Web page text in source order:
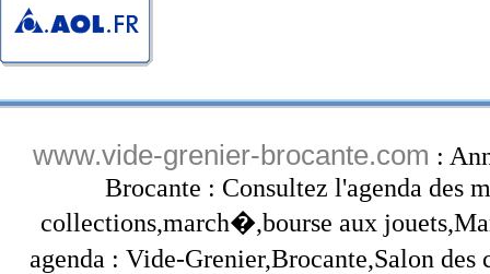
www.vide-grenier-brocante.com :
Brocante : Consultez l'agenda des
collections,march�,bourse aux
agenda : Vide-Grenier,Brocante,Salon